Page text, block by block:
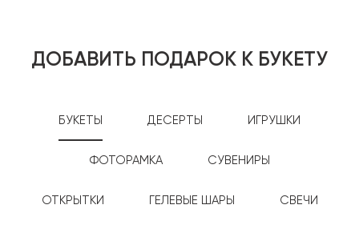
ДОБАВИТЬ ПОДАРОК К БУКЕТУ
БУКЕТЫ ДЕСЕРТЫ ИГРУШКИ
ФОТОРАМКА СУВЕНИРЫ
ОТКРЫТКИ ГЕЛЕВЫЕ ШАРЫ СВЕЧИ